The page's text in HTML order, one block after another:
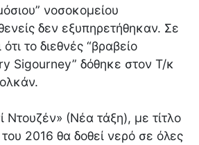
νοσοκομείου
δεν εξυπηρετήθηκαν. Σε
το διεθνές “βραβείο
Sigourney” δόθηκε στον Τ/κ
Ντουζέν» (Νέα τάξη), με τίτλο
του 2016 θα δοθεί νερό σε όλες